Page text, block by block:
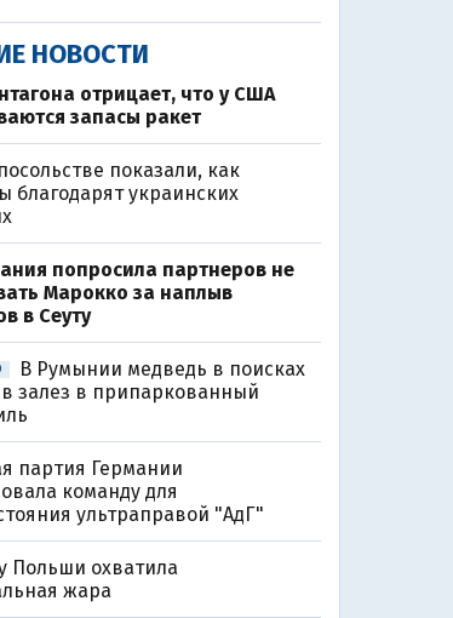
НОВОСТИ
отрицает, что у США
запасы ракет
показали, как
благодарят украинских
попросила партнеров не
Марокко за наплыв
в Сеуту
В Румынии медведь в поисках
залез в припаркованный
партия Германии
команду для
ультраправой "АдГ"
Польши охватила
жара